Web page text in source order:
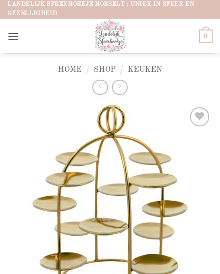
Ga
naar
LANDELIJK SFEERHOEKJE HOESELT : UNIEK IN SFEER EN
GEZELLIGHEID
0
HOME / SHOP / KEUKEN